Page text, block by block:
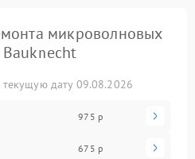
микроволновых
дату 09.08.2026
975 р
675 р